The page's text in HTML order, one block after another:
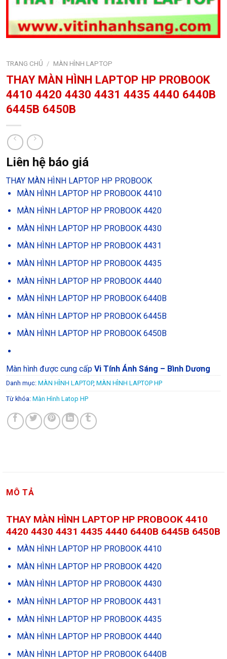
TRANG CHỦ / MÀN HÌNH LAPTOP
THAY MÀN HÌNH LAPTOP HP PROBOOK
4410 4420 4430 4431 4435 4440 6440B
6445B 6450B
Liên hệ báo giá
THAY MÀN HÌNH LAPTOP HP PROBOOK
MÀN HÌNH LAPTOP HP PROBOOK 4410
MÀN HÌNH LAPTOP HP PROBOOK 4420
MÀN HÌNH LAPTOP HP PROBOOK 4430
MÀN HÌNH LAPTOP HP PROBOOK 4431
MÀN HÌNH LAPTOP HP PROBOOK 4435
MÀN HÌNH LAPTOP HP PROBOOK 4440
MÀN HÌNH LAPTOP HP PROBOOK 6440B
MÀN HÌNH LAPTOP HP PROBOOK 6445B
MÀN HÌNH LAPTOP HP PROBOOK 6450B
Màn hình được cung cấp Vi Tính Ánh Sáng – Bình Dương
Danh mục: MÀN HÌNH LAPTOP, MÀN HÌNH LAPTOP HP
Từ khóa: Màn Hình Latop HP
MÔ TẢ
THAY MÀN HÌNH LAPTOP HP PROBOOK 4410
4420 4430 4431 4435 4440 6440B 6445B 6450B
MÀN HÌNH LAPTOP HP PROBOOK 4410
MÀN HÌNH LAPTOP HP PROBOOK 4420
MÀN HÌNH LAPTOP HP PROBOOK 4430
MÀN HÌNH LAPTOP HP PROBOOK 4431
MÀN HÌNH LAPTOP HP PROBOOK 4435
MÀN HÌNH LAPTOP HP PROBOOK 4440
MÀN HÌNH LAPTOP HP PROBOOK 6440B